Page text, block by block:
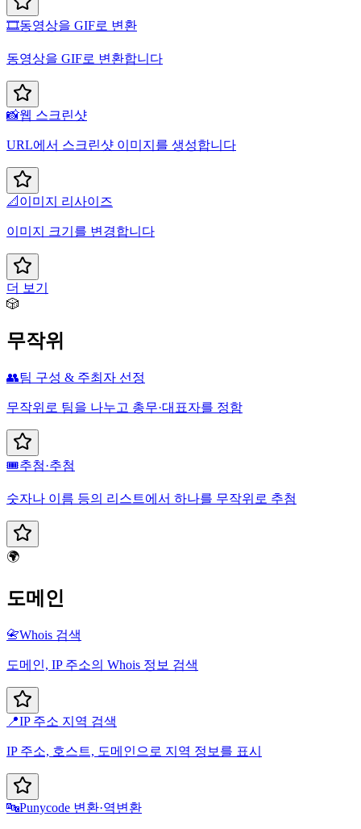
🎞️동영상을 GIF로 변환
동영상을 GIF로 변환합니다
📸웹 스크린샷
URL에서 스크린샷 이미지를 생성합니다
📐 이미지 리사이즈
이미지 크기를 변경합니다
더 보기
🎲
무작위
👥팀 구성 & 주최자 선정
무작위로 팀을 나누고 총무·대표자를 정함
🎟️추첨·추첨
숫자나 이름 등의 리스트에서 하나를 무작위로 추첨
🌍
도메인
📇Whois 검색
도메인, IP 주소의 Whois 정보 검색
📍IP 주소 지역 검색
IP 주소, 호스트, 도메인으로 지역 정보를 표시
🔤Punycode 변환·역변환